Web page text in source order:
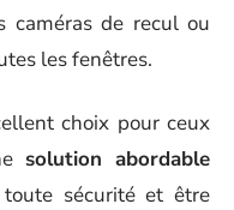
caméras de recul ou
les fenêtres.
choix pour ceux
solution abordable
sécurité et être